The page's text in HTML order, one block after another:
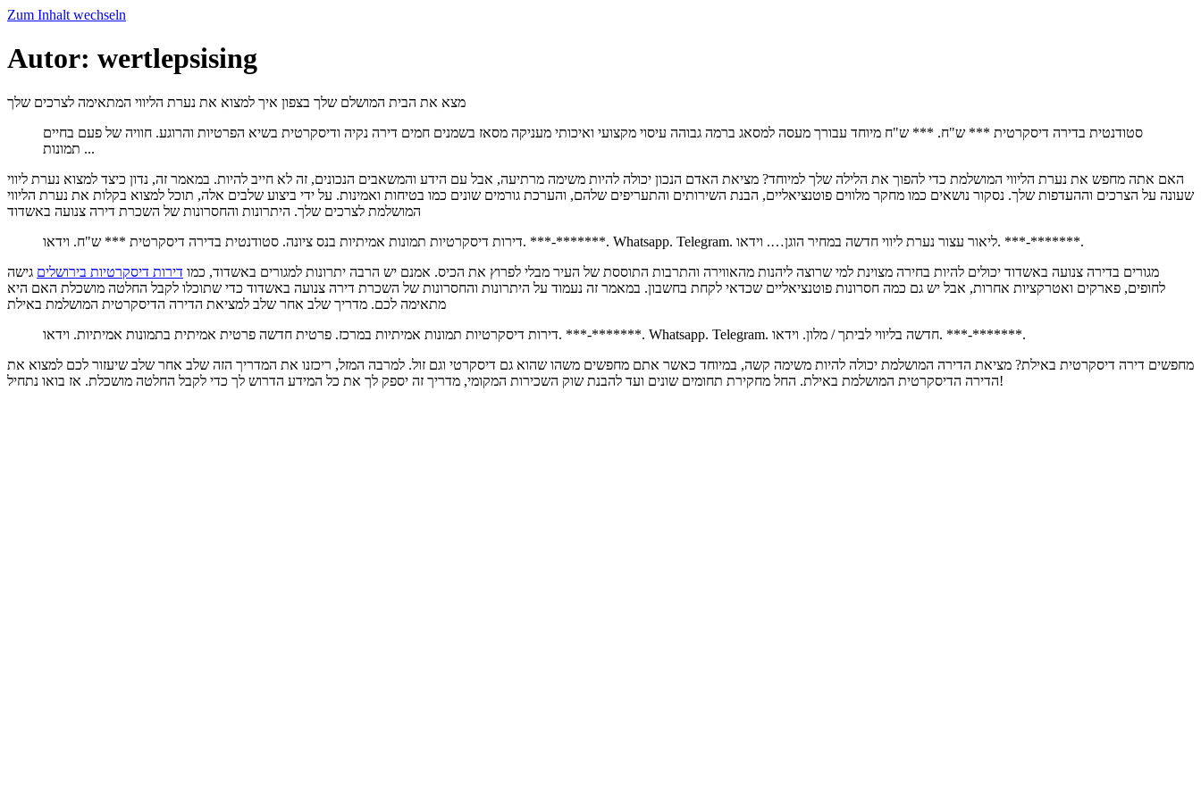
Zum Inhalt wechseln
Autor: wertlepsising
מצא את הבית המושלם שלך בצפון איך למצוא את נערת הליווי המתאימה לצרכים שלך
סטודנטית בדירה דיסקרטית *** ש"ח. *** ש"ח מיוחד עבורך מעסה למסאג ברמה גבוהה עיסוי מקצועי ואיכותי מעניקה מסאז בשמנים חמים דירה נקיה ודיסקרטית בשיא הפרטיות והרוגע. חוויה של פעם בחיים
תמונות ...
האם אתה מחפש את נערת הליווי המושלמת כדי להפוך את הלילה שלך למיוחד? מציאת האדם הנכון יכולה להיות משימה מרתיעה, אבל עם הידע והמשאבים הנכונים, זה לא חייב להיות. במאמר זה, נדון כיצד למצוא נערת ליווי
שעונה על הצרכים וההעדפות שלך. נסקור נושאים כמו מחקר מלווים פוטנציאליים, הבנת השירותים והתעריפים שלהם, והערכת גורמים שונים כמו בטיחות ואמינות. על ידי ביצוע שלבים אלה, תוכל למצוא בקלות את נערת הליווי
המושלמת לצרכים שלך. היתרונות והחסרונות של השכרת דירה צנועה באשדוד
דירות דיסקרטיות תמונות אמיתיות בנס ציונה. סטודנטית בדירה דיסקרטית *** ש"ח. וידאו. ***-*******. Whatsapp. Telegram. ליאור עצור נערת ליווי חדשה במחיר הוגן…. וידאו. ***-*******.
מגורים בדירה צנועה באשדוד יכולים להיות בחירה מצוינת למי שרוצה ליהנות מהאווירה והתרבות התוססת של העיר מבלי לפרוץ את הכיס. אמנם יש הרבה יתרונות למגורים באשדוד, כמו דירות דיסקרטיות בירושלים גישה
לחופים, פארקים ואטרקציות אחרות, אבל יש גם כמה חסרונות פוטנציאליים שכדאי לקחת בחשבון. במאמר זה נעמוד על היתרונות והחסרונות של השכרת דירה צנועה באשדוד כדי שתוכלו לקבל החלטה מושכלת האם היא
מתאימה לכם. מדריך שלב אחר שלב למציאת הדירה הדיסקרטית המושלמת באילת
דירות דיסקרטיות תמונות אמיתיות במרכז. פרטית חדשה פרטית אמיתית בתמונות אמיתיות. וידאו. ***-*******. Whatsapp. Telegram. חדשה בליווי לביתך / מלון. וידאו. ***-*******.
מחפשים דירה דיסקרטית באילת? מציאת הדירה המושלמת יכולה להיות משימה קשה, במיוחד כאשר אתם מחפשים משהו שהוא גם דיסקרטי וגם זול. למרבה המזל, ריכזנו את המדריך הזה שלב אחר שלב שיעזור לכם למצוא את
הדירה הדיסקרטית המושלמת באילת. החל מחקירת תחומים שונים ועד להבנת שוק השכירות המקומי, מדריך זה יספק לך את כל המידע הדרוש לך כדי לקבל החלטה מושכלת. אז בואו נתחיל!